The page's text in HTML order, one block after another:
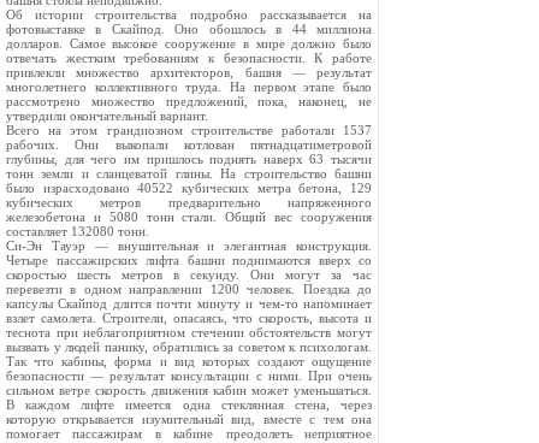
Об истории строительства подробно рассказывается на
фотовыставке в Скайпод. Оно обошлось в 44 миллиона
долларов. Самое высокое сооружение в мире должно было
отвечать жестким требованиям к безопасности. К работе
привлекли множество архитекторов, башня — результат
многолетнего коллективного труда. На первом этапе было
рассмотрено множество предложений, пока, наконец, не
утвердили окончательный вариант.
Всего на этом грандиозном строительстве работали 1537
рабочих. Они выкопали котлован пятнадцатиметровой
глубины, для чего им пришлось поднять наверх 63 тысячи
тонн земли и сланцеватой глины. На строительство башни
было израсходовано 40522 кубических метра бетона, 129
кубических метров предварительно напряженного
железобетона и 5080 тонн стали. Общий вес сооружения
составляет 132080 тонн.
Си-Эн Тауэр — внушительная и элегантная конструкция.
Четыре пассажирских лифта башни поднимаются вверх со
скоростью шесть метров в секунду. Они могут за час
перевезти в одном направлении 1200 человек. Поездка до
капсулы Скайпод длится почти минуту и чем-то напоминает
взлет самолета. Строители, опасаясь, что скорость, высота и
теснота при неблагоприятном стечении обстоятельств могут
вызвать у людей панику, обратились за советом к психологам.
Так что кабины, форма и вид которых создают ощущение
безопасности — результат консультации с ними. При очень
сильном ветре скорость движения кабин может уменьшаться.
В каждом лифте имеется одна стеклянная стена, через
которую открывается изумительный вид, вместе с тем она
помогает пассажирам в кабине преодолеть неприятное